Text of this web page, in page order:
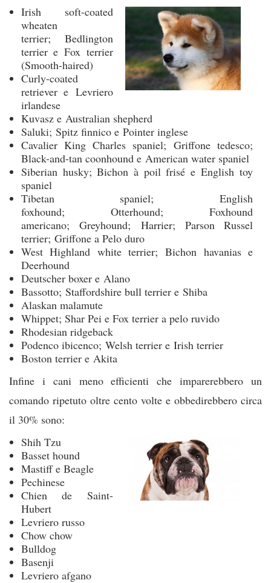
Irish soft-coated
wheaten
terrier; Bedlington
terrier e Fox terrier
(Smooth-haired)
Curly-coated
retriever e Levriero
irlandese
Kuvasz e Australian shepherd
Saluki; Spitz finnico e Pointer inglese
Cavalier King Charles spaniel; Griffone tedesco;
Black-and-tan coonhound e American water spaniel
Siberian husky; Bichon à poil frisé e English toy
spaniel
Tibetan spaniel; English
foxhound; Otterhound; Foxhound
americano; Greyhound; Harrier; Parson Russel
terrier; Griffone a Pelo duro
West Highland white terrier; Bichon havanias e
Deerhound
Deutscher boxer e Alano
Bassotto; Staffordshire bull terrier e Shiba
Alaskan malamute
Whippet; Shar Pei e Fox terrier a pelo ruvido
Rhodesian ridgeback
Podenco ibicenco; Welsh terrier e Irish terrier
Boston terrier e Akita
Infine i cani meno efficienti che imparerebbero un
comando ripetuto oltre cento volte e obbedirebbero circa
il 30% sono:
Shih Tzu
Basset hound
Mastiff e Beagle
Pechinese
Chien de Saint-
Hubert
Levriero russo
Chow chow
Bulldog
Basenji
Levriero afgano